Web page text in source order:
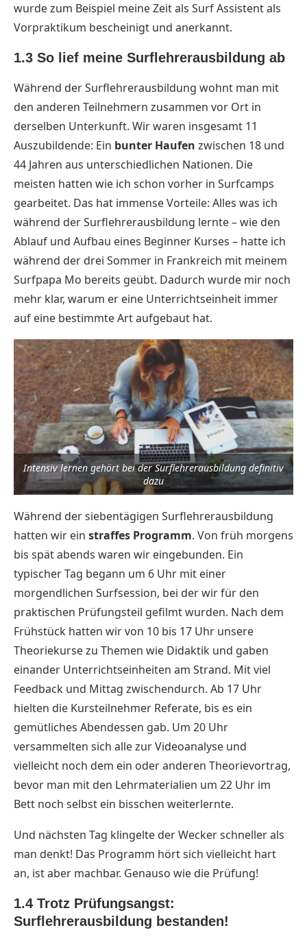
wurde zum Beispiel meine Zeit als Surf Assistent als
Vorpraktikum bescheinigt und anerkannt.
1.3 So lief meine Surflehrerausbildung ab
Während der Surflehrerausbildung wohnt man mit
den anderen Teilnehmern zusammen vor Ort in
derselben Unterkunft. Wir waren insgesamt 11
Auszubildende: Ein bunter Haufen zwischen 18 und
44 Jahren aus unterschiedlichen Nationen. Die
meisten hatten wie ich schon vorher in Surfcamps
gearbeitet. Das hat immense Vorteile: Alles was ich
während der Surflehrerausbildung lernte – wie den
Ablauf und Aufbau eines Beginner Kurses – hatte ich
während der drei Sommer in Frankreich mit meinem
Surfpapa Mo bereits geübt. Dadurch wurde mir noch
mehr klar, warum er eine Unterrichtseinheit immer
auf eine bestimmte Art aufgebaut hat.
Intensiv lernen gehört bei der Surflehrerausbildung definitiv
dazu
Während der siebentägigen Surflehrerausbildung
hatten wir ein straffes Programm. Von früh morgens
bis spät abends waren wir eingebunden. Ein
typischer Tag begann um 6 Uhr mit einer
morgendlichen Surfsession, bei der wir für den
praktischen Prüfungsteil gefilmt wurden. Nach dem
Frühstück hatten wir von 10 bis 17 Uhr unsere
Theoriekurse zu Themen wie Didaktik und gaben
einander Unterrichtseinheiten am Strand. Mit viel
Feedback und Mittag zwischendurch. Ab 17 Uhr
hielten die Kursteilnehmer Referate, bis es ein
gemütliches Abendessen gab. Um 20 Uhr
versammelten sich alle zur Videoanalyse und
vielleicht noch dem ein oder anderen Theorievortrag,
bevor man mit den Lehrmaterialien um 22 Uhr im
Bett noch selbst ein bisschen weiterlernte.
Und nächsten Tag klingelte der Wecker schneller als
man denkt! Das Programm hört sich vielleicht hart
an, ist aber machbar. Genauso wie die Prüfung!
1.4 Trotz Prüfungsangst:
Surflehrerausbildung bestanden!